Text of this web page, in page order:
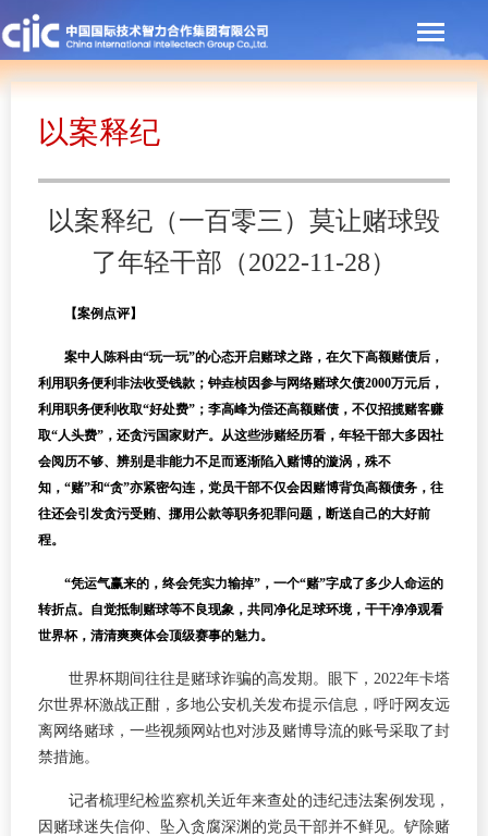
以案释纪
以案释纪（一百零三）莫让赌球毁
了年轻干部（2022-11-28）
【案例点评】
案中人陈科由“玩一玩”的心态开启赌球之路，在欠下高额赌债后，
利用职务便利非法收受钱款；钟垚桢因参与网络赌球欠债2000万元后，
利用职务便利收取“好处费”；李高峰为偿还高额赌债，不仅招揽赌客赚
取“人头费”，还贪污国家财产。从这些涉赌经历看，年轻干部大多因社
会阅历不够、辨别是非能力不足而逐渐陷入赌博的漩涡，殊不
知，“赌”和“贪”亦紧密勾连，党员干部不仅会因赌博背负高额债务，往
往还会引发贪污受贿、挪用公款等职务犯罪问题，断送自己的大好前
程。
“凭运气赢来的，终会凭实力输掉”，一个“赌”字成了多少人命运的
转折点。自觉抵制赌球等不良现象，共同净化足球环境，干干净净观看
世界杯，清清爽爽体会顶级赛事的魅力。
世界杯期间往往是赌球诈骗的高发期。眼下，2022年卡塔
尔世界杯激战正酣，多地公安机关发布提示信息，呼吁网友远
离网络赌球，一些视频网站也对涉及赌博导流的账号采取了封
禁措施。
记者梳理纪检监察机关近年来查处的违纪违法案例发现，
因赌球迷失信仰、坠入贪腐深渊的党员干部并不鲜见。铲除赌